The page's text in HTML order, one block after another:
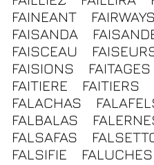
FAINEANT
FAIRWAYS
FAISANDA
FAISCEAU
FAISIONS
FAITAGES
FAITIERE
FAITIERS
FALACHAS
FALBALAS
FALSAFAS
FALSIFIE
FALUCHES